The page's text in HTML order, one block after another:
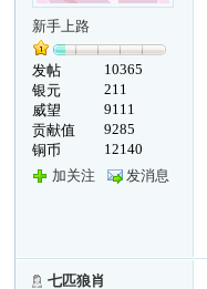
新手上路
发帖
10365
银元
211
威望
9111
贡献值
9285
铜币
12140
加关注
发消息
七匹狼肖